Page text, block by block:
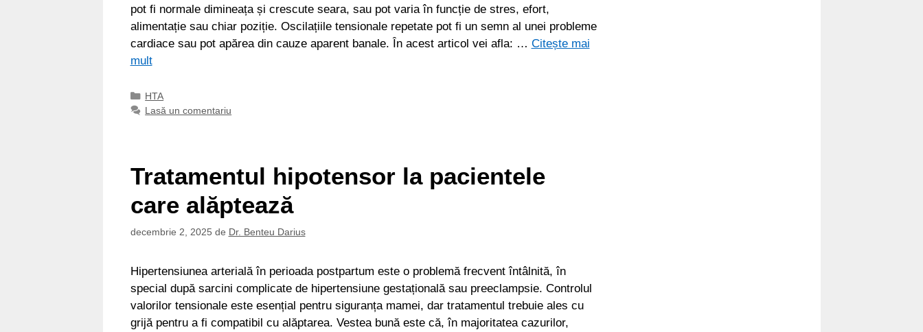
pot fi normale dimineața și crescute seara, sau pot varia în funcție de stres, efort,
alimentație sau chiar poziție. Oscilațiile tensionale repetate pot fi un semn al unei probleme
cardiace sau pot apărea din cauze aparent banale. În acest articol vei afla: … Citește mai
mult
Categorii
HTA
Lasă un comentariu
Tratamentul hipotensor la pacientele
care alăptează
decembrie 2, 2025 de Dr. Benteu Darius
Hipertensiunea arterială în perioada postpartum este o problemă frecvent întâlnită, în
special după sarcini complicate de hipertensiune gestațională sau preeclampsie. Controlul
valorilor tensionale este esențial pentru siguranța mamei, dar tratamentul trebuie ales cu
grijă pentru a fi compatibil cu alăptarea. Vestea bună este că, în majoritatea cazurilor,